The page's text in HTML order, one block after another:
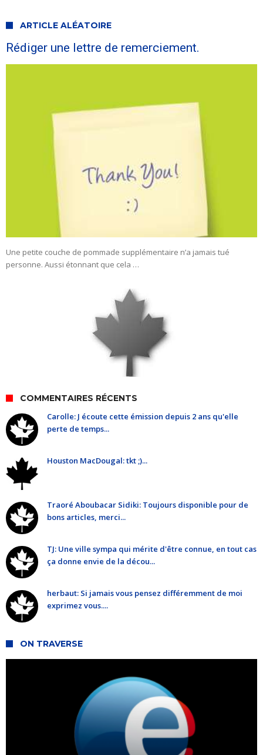
ARTICLE ALÉATOIRE
Rédiger une lettre de remerciement.
Une petite couche de pommade supplémentaire n’a jamais tué
personne. Aussi étonnant que cela …
COMMENTAIRES RÉCENTS
Carolle: J écoute cette émission depuis 2 ans qu'elle
perte de temps...
Houston MacDougal: tkt ;)...
Traoré Aboubacar Sidiki: Toujours disponible pour de
bons articles, merci...
TJ: Une ville sympa qui mérite d'être connue, en tout cas
ça donne envie de la décou...
herbaut: Si jamais vous pensez différemment de moi
exprimez vous....
ON TRAVERSE